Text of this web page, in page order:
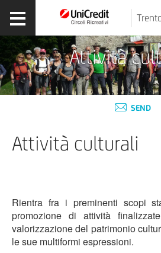
Attività
SEND
Attività culturali
Rientra fra i preminenti scopi
promozione di attività
valorizzazione del patrimonio
le sue multiformi espressioni.